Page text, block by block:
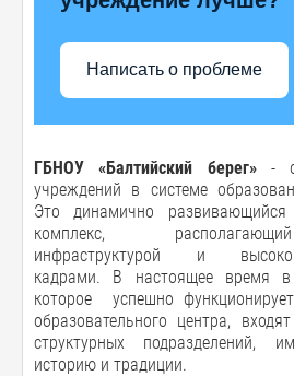
Написать о проблеме
ГБНОУ «Балтийский берег»-
учреждений в системе
Это динамично
комплекс,
инфраструктурой и
кадрами. В настоящее время в
которое успешно
образовательного центра,
структурных подразделений,
историю и традиции.